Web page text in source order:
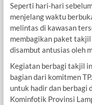
Seperti hari-hari
menjelang waktu
melintas di kawasan
membagikan paket
disambut antusias oleh
Kegiatan berbagi takjil
bagian dari komitmen
untuk hadir dan berbagi
Kominfotik Provinsi